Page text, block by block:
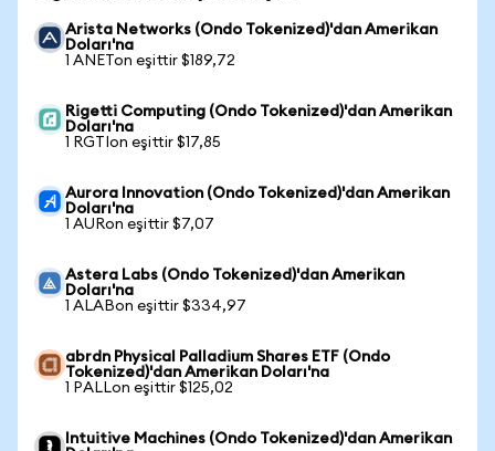
Arista Networks (Ondo Tokenized)'dan Amerikan
Doları'na
1 ANETon eşittir $189,72
Rigetti Computing (Ondo Tokenized)'dan Amerikan
Doları'na
1 RGTIon eşittir $17,85
Aurora Innovation (Ondo Tokenized)'dan Amerikan
Doları'na
1 AURon eşittir $7,07
Astera Labs (Ondo Tokenized)'dan Amerikan
Doları'na
1 ALABon eşittir $334,97
abrdn Physical Palladium Shares ETF (Ondo
Tokenized)'dan Amerikan Doları'na
1 PALLon eşittir $125,02
Intuitive Machines (Ondo Tokenized)'dan Amerikan